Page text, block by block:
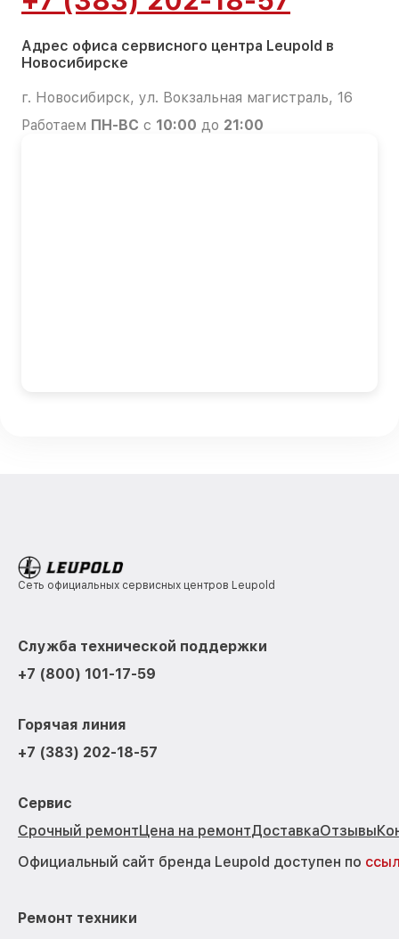
Адрес офиса сервисного центра Leupold в
Новосибирске
г. Новосибирск, ул. Вокзальная магистраль, 16
Работаем ПН-ВС с 10:00 до 21:00
Сеть официальных сервисных центров Leupold
Служба технической поддержки
+7 (800) 101-17-59
Горячая линия
+7 (383) 202-18-57
Сервис
Срочный ремонтЦена на ремонтДоставкаОтзывы
Официальный сайт бренда Leupold доступен по
Ремонт техники